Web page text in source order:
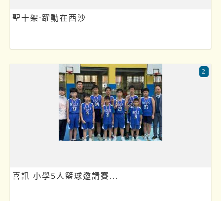
聖十架·躍動在西沙
喜訊 小學5人籃球邀請賽...
2